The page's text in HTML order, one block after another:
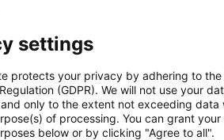
válečky z kulatiny
settings
protects your privacy by adhering to the
(GDPR). We will not use your
only to the extent not exceeding data
of processing. You can grant
below or by clicking "Agree to all".